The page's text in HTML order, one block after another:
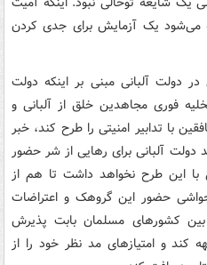
می‌شود یک آزمایش برای جدی کردن
در دولت آلبانی مبنی بر اینکه دولت
فوری مجاهدین خلق از آلبانی و
با تدابیر امنیتی را طرح کند، خبر
آلبانی برای رهایی از شر حضور
با این طرح نخواهد داشت تا هم از
حضور این گروهک و اعتراضات
کشورهای مسلمان بابت پذیرش
و امتیازهای مد نظر خود را از